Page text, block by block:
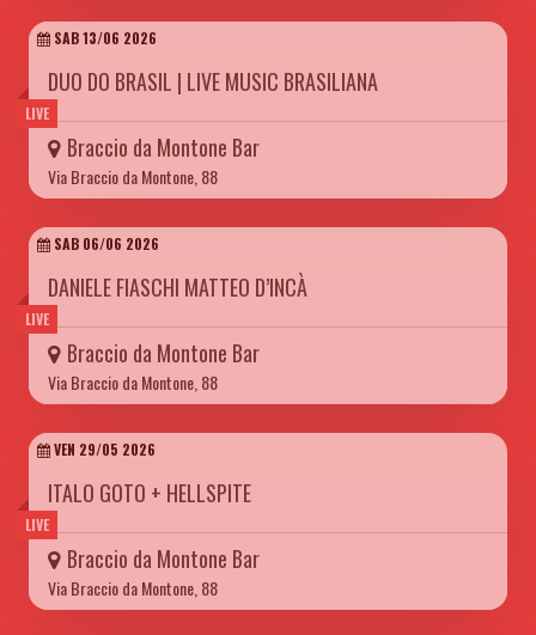
LIVE
SAB 13/06 2026
DUO DO BRASIL | LIVE MUSIC BRASILIANA
Braccio da Montone Bar
Via Braccio da Montone, 88
LIVE
SAB 06/06 2026
DANIELE FIASCHI MATTEO D’INCÀ
Braccio da Montone Bar
Via Braccio da Montone, 88
LIVE
VEN 29/05 2026
ITALO GOTO + HELLSPITE
Braccio da Montone Bar
Via Braccio da Montone, 88